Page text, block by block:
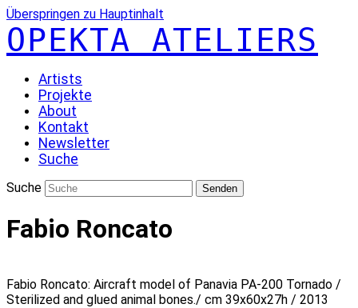
Überspringen zu Hauptinhalt
OPEKTA ATELIERS
Artists
Projekte
About
Kontakt
Newsletter
Suche
Suche Senden
Fabio Roncato
Fabio Roncato: Aircraft model of Panavia PA-200 Tornado /
Sterilized and glued animal bones./ cm 39x60x27h / 2013